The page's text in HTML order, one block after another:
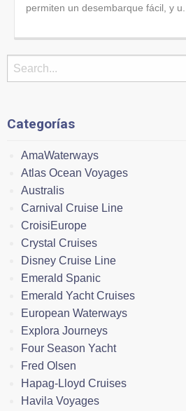
permiten un desembarque fácil, y u...
Categorías
AmaWaterways
Atlas Ocean Voyages
Australis
Carnival Cruise Line
CroisiEurope
Crystal Cruises
Disney Cruise Line
Emerald Spanic
Emerald Yacht Cruises
European Waterways
Explora Journeys
Four Season Yacht
Fred Olsen
Hapag-Lloyd Cruises
Havila Voyages